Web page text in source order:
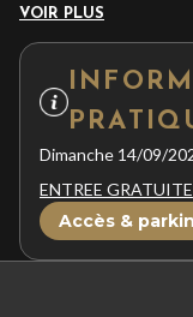
VOIR PLUS
Dimanche 14/09/
ENTREE GRATUITE
Accès &